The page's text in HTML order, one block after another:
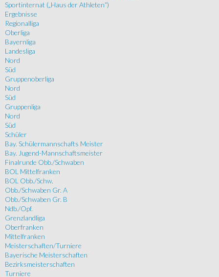
Sportinternat („Haus der Athleten“)
Ergebnisse
Regionalliga
Oberliga
Bayernliga
Landesliga
Nord
Süd
Gruppenoberliga
Nord
Süd
Gruppenliga
Nord
Süd
Schüler
Bay. Schülermannschafts Meister
Bay. Jugend-Mannschaftsmeister
Finalrunde Obb./Schwaben
BOL Mittelfranken
BOL Obb./Schw.
Obb./Schwaben Gr. A
Obb./Schwaben Gr. B
Ndb./Opf.
Grenzlandliga
Oberfranken
Mittelfranken
Meisterschaften/Turniere
Bayerische Meisterschaften
Bezirksmeisterschaften
Turniere